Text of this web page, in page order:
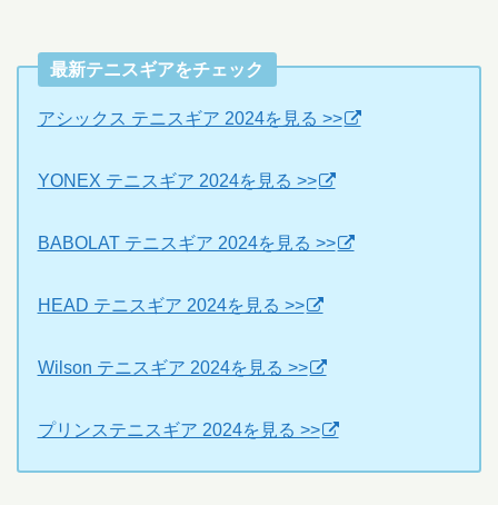
最新テニスギアをチェック
アシックス テニスギア 2024を見る >>
YONEX テニスギア 2024を見る >>
BABOLAT テニスギア 2024を見る >>
HEAD テニスギア 2024を見る >>
Wilson テニスギア 2024を見る >>
プリンステニスギア 2024を見る >>